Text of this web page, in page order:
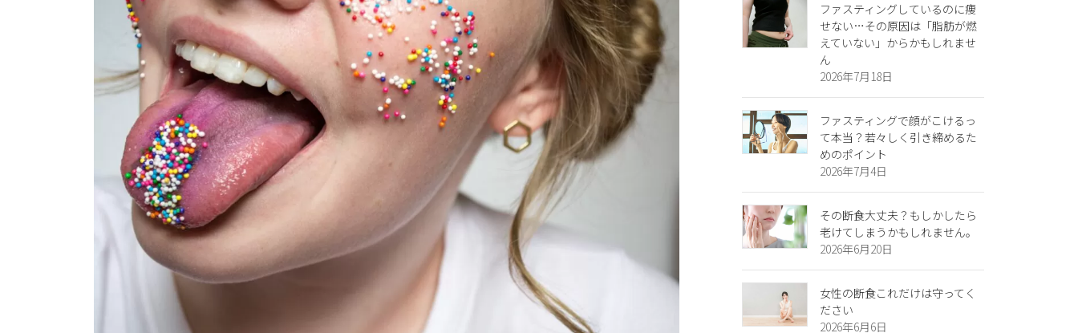
ファスティングしているのに痩
せない…その原因は「脂肪が燃
えていない」からかもしれませ
ん
2026年7月18日
ファスティングで顔がこけるっ
て本当？若々しく引き締めるた
めのポイント
2026年7月4日
その断食大丈夫？もしかしたら
老けてしまうかもしれません。
2026年6月20日
女性の断食これだけは守ってく
ださい
2026年6月6日